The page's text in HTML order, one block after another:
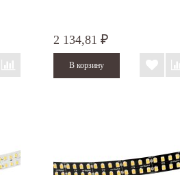
2 134,81 ₽